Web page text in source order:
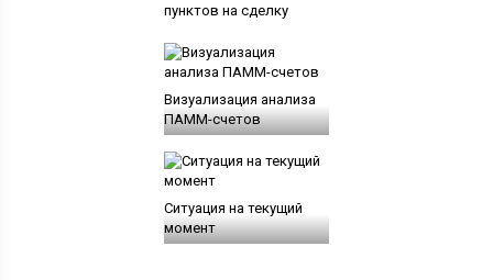
пунктов на сделку
Визуализация анализа
ПАММ-счетов
Ситуация на текущий
момент